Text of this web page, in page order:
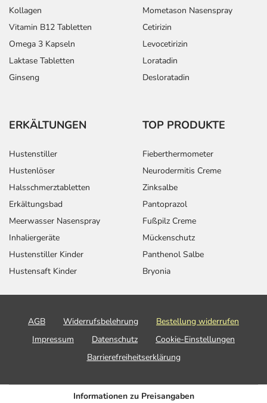
Kollagen
Vitamin B12 Tabletten
Omega 3 Kapseln
Laktase Tabletten
Ginseng
Mometason Nasenspray
Cetirizin
Levocetirizin
Loratadin
Desloratadin
ERKÄLTUNGEN
Hustenstiller
Hustenlöser
Halsschmerztabletten
Erkältungsbad
Meerwasser Nasenspray
Inhaliergeräte
Hustenstiller Kinder
Hustensaft Kinder
TOP PRODUKTE
Fieberthermometer
Neurodermitis Creme
Zinksalbe
Pantoprazol
Fußpilz Creme
Mückenschutz
Panthenol Salbe
Bryonia
AGB Widerrufsbelehrung
Bestellung widerrufen
Impressum
Datenschutz
Cookie-Einstellungen
Barrierefreiheitserklärung
Informationen zu Preisangaben